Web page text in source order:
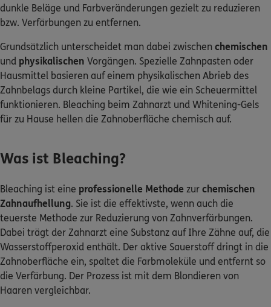
dunkle Beläge und Farbveränderungen gezielt zu reduzieren
bzw. Verfärbungen zu entfernen.
Grundsätzlich unterscheidet man dabei zwischen chemischen
und physikalischen Vorgängen. Spezielle Zahnpasten oder
Hausmittel basieren auf einem physikalischen Abrieb des
Zahnbelags durch kleine Partikel, die wie ein Scheuermittel
funktionieren. Bleaching beim Zahnarzt und Whitening-Gels
für zu Hause hellen die Zahnoberfläche chemisch auf.
Was ist Bleaching?
Bleaching ist eine professionelle Methode zur chemischen
Zahnaufhellung. Sie ist die effektivste, wenn auch die
teuerste Methode zur Reduzierung von Zahnverfärbungen.
Dabei trägt der Zahnarzt eine Substanz auf Ihre Zähne auf, die
Wasserstoffperoxid enthält. Der aktive Sauerstoff dringt in die
Zahnoberfläche ein, spaltet die Farbmoleküle und entfernt so
die Verfärbung. Der Prozess ist mit dem Blondieren von
Haaren vergleichbar.